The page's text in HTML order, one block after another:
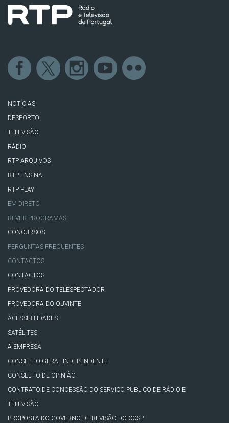
NOTÍCIAS
DESPORTO
TELEVISÃO
RÁDIO
RTP ARQUIVOS
RTP ENSINA
RTP PLAY
EM DIRETO
REVER PROGRAMAS
CONCURSOS
PERGUNTAS FREQUENTES
CONTACTOS
CONTACTOS
PROVEDORA DO TELESPECTADOR
PROVEDORA DO OUVINTE
ACESSIBILIDADES
SATÉLITES
A EMPRESA
CONSELHO GERAL INDEPENDENTE
CONSELHO DE OPINIÃO
CONTRATO DE CONCESSÃO DO SERVIÇO PÚBLICO DE RÁDIO E
TELEVISÃO
PROPOSTA DO GOVERNO DE REVISÃO DO CCSP